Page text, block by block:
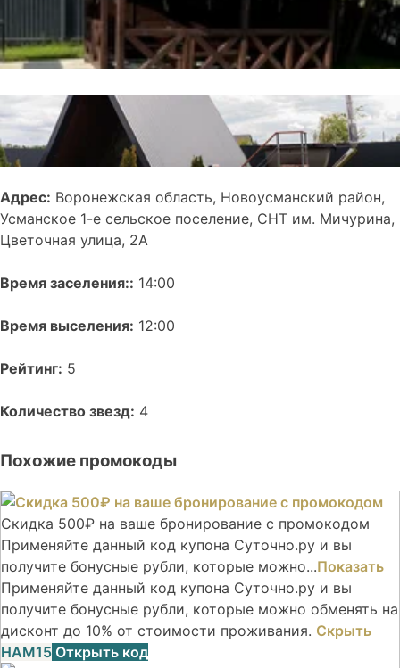
Адрес: Воронежская область, Новоусманский район,
Усманское 1-е сельское поселение, СНТ им. Мичурина,
Цветочная улица, 2А
Время заселения:: 14:00
Время выселения: 12:00
Рейтинг: 5
Количество звезд: 4
Похожие промокоды
Скидка 500₽ на ваше бронирование с промокодом
Применяйте данный код купона Суточно.ру и вы
получите бонусные рубли, которые можно...Показать
Применяйте данный код купона Суточно.ру и вы
получите бонусные рубли, которые можно обменять на
дисконт до 10% от стоимости проживания. Скрыть
НАМ15 Открыть код